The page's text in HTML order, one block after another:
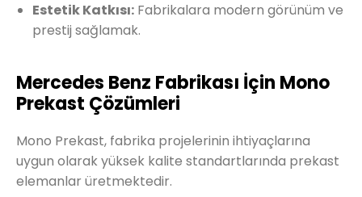
Estetik Katkısı: Fabrikalara modern görünüm ve
prestij sağlamak.
Mercedes Benz Fabrikası İçin Mono
Prekast Çözümleri
Mono Prekast, fabrika projelerinin ihtiyaçlarına
uygun olarak yüksek kalite standartlarında prekast
elemanlar üretmektedir.